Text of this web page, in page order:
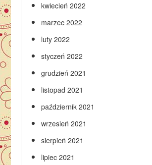
kwiecień 2022
marzec 2022
luty 2022
styczeń 2022
grudzień 2021
listopad 2021
październik 2021
wrzesień 2021
sierpień 2021
lipiec 2021